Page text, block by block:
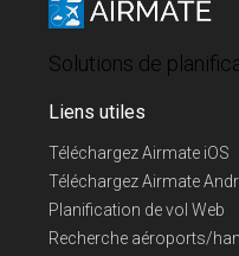
Solutions de
Liens utiles
Téléchargez Airmate iOS
Téléchargez Airmate
Planification de vol Web
Recherche aéroports/